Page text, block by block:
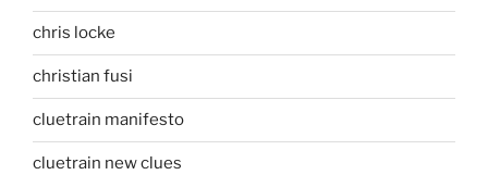
chris locke
christian fusi
cluetrain manifesto
cluetrain new clues